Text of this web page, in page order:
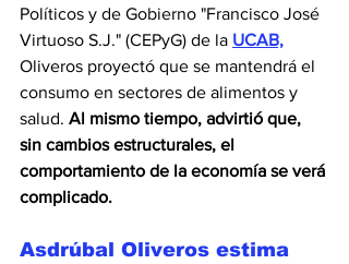
Políticos y de Gobierno "Francisco José
Virtuoso S.J." (CEPyG) de la UCAB,
Oliveros proyectó que se mantendrá el
consumo en sectores de alimentos y
salud. Al mismo tiempo, advirtió que,
sin cambios estructurales, el
comportamiento de la economía se verá
complicado.
Asdrúbal Oliveros estima